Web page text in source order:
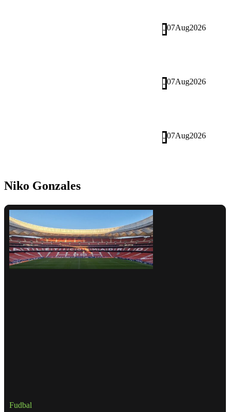
- 07Aug2026
- 07Aug2026
- 07Aug2026
Niko Gonzales
Fudbal